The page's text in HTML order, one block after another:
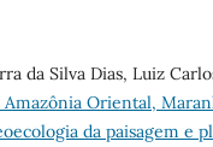
da Silva Dias, Luiz
Oriental,
da paisagem e